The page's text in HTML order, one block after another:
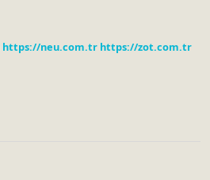
https://neu.com.tr https://zot.com.tr